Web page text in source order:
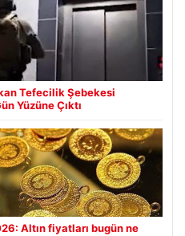
Tefecilik Şebekesi
Yüzüne Çıktı
Altın fiyatları bugün ne